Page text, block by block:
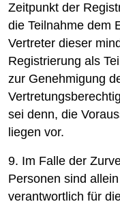
Zeitpunkt der
die Teilnahme dem
Vertreter dieser
Registrierung als
zur Genehmigung
sei denn, die
liegen vor.
9. Im Falle der
Personen sind
verantwortlich für